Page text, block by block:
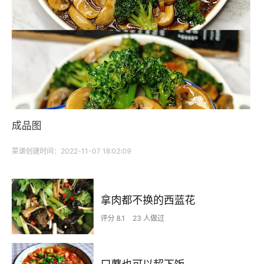
成品图
菜谱创建时间：2022-11-07 18:02:09
拿肉都不换的西蓝花
评分 8.1 23 人做过